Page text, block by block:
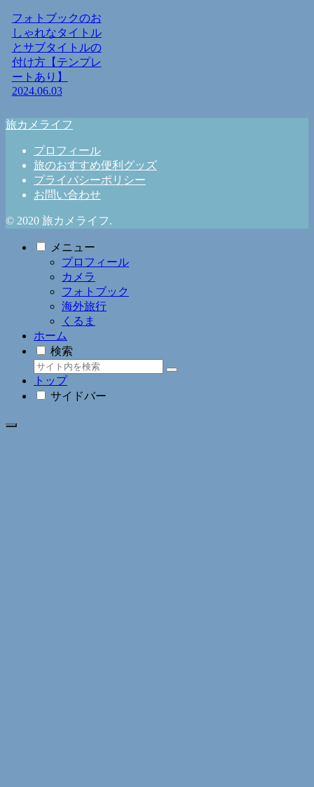
フォトブックのお
しゃれなタイトル
とサブタイトルの
付け方【テンプレ
ートあり】
2024.06.03
旅カメライフ
プロフィール
旅のおすすめ便利グッズ
プライバシーポリシー
お問い合わせ
© 2020 旅カメライフ.
メニュー
プロフィール
カメラ
フォトブック
海外旅行
くるま
ホーム
検索
トップ
サイドバー